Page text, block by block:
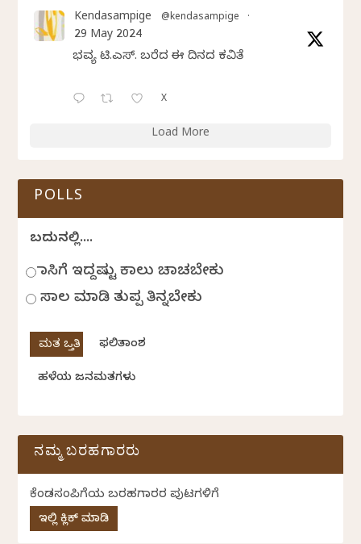
Kendasampige @kendasampige ·
29 May 2024
ಭವ್ಯ ಟಿ.ಎಸ್. ಬರೆದ ಈ ದಿನದ ಕವಿತೆ
X
Load More
POLLS
ಬದುಕಿನಲ್ಲಿ....
ಹಾಸಿಗೆ ಇದ್ದಷ್ಟು ಕಾಲು ಚಾಚಬೇಕು
ಸಾಲ ಮಾಡಿ ತುಪ್ಪ ತಿನ್ನಬೇಕು
ಫಲಿತಾಂಶ
ಹಳೆಯ ಜನಮತಗಳು
ನಮ್ಮ ಬರಹಗಾರರು
ಕೆಂಡಸಂಪಿಗೆಯ ಬರಹಗಾರರ ಪುಟಗಳಿಗೆ
ಇಲ್ಲಿ ಕ್ಲಿಕ್ ಮಾಡಿ